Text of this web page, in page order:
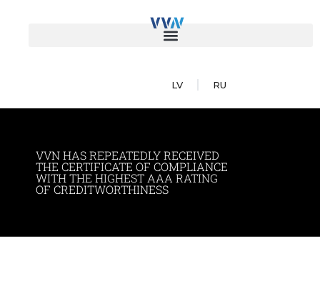
LV RU
VVN HAS REPEATEDLY RECEIVED
THE CERTIFICATE OF COMPLIANCE
WITH THE HIGHEST AAA RATING
OF CREDITWORTHINESS